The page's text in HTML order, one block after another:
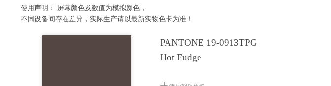
使用声明： 屏幕颜色及数值为模拟颜色，
不同设备间存在差异，实际生产请以最新实物色卡为准！
PANTONE 19-0913TPG
Hot Fudge